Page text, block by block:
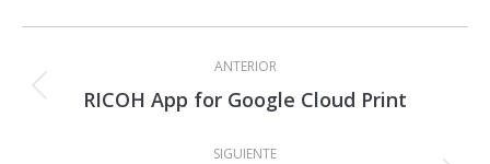
Navegación
entre
proyectos
ANTERIOR
Proyecto
RICOH App for Google Cloud Print
SIGUIENTE